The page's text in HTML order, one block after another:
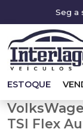
Seg a
ESTOQUE
TSI Flex